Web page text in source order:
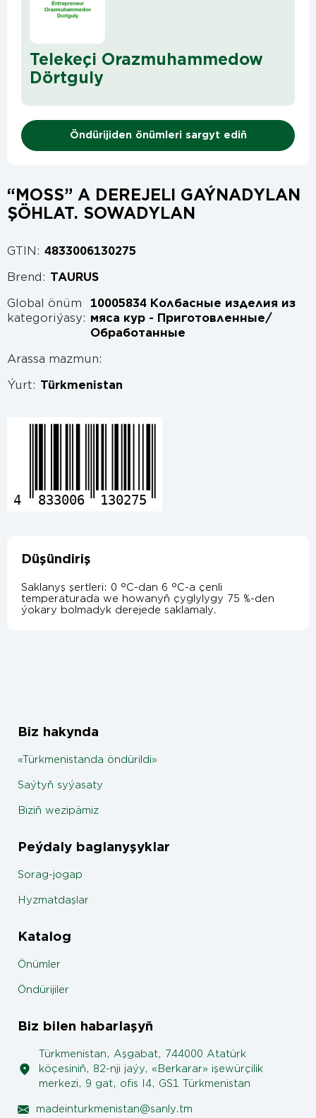
Telekeçi Orazmuhammedow
Dörtguly
Öndürijiden önümleri sargyt ediň
“MOSS” A DEREJELI GAÝNADYLAN
ŞÖHLAT. SOWADYLAN
GTIN: 4833006130275
Brend: TAURUS
Global önüm
kategoriýasy:
10005834 Колбасные изделия из
мяса кур - Приготовленные/
Обработанные
Arassa mazmun:
Ýurt: Türkmenistan
4 833006 130275
Düşündiriş
Saklanyş şertleri: 0 °C-dan 6 °C-a çenli
temperaturada we howanyň çyglylygy 75 %-den
ýokary bolmadyk derejede saklamaly.
Biz hakynda
«Türkmenistanda öndürildi»
Saýtyň syýasaty
Biziň wezipämiz
Peýdaly baglanyşyklar
Sorag-jogap
Hyzmatdaşlar
Katalog
Önümler
Öndürijiler
Biz bilen habarlaşyň
Türkmenistan, Aşgabat, 744000 Atatürk
köçesiniň, 82-nji jaýy, «Berkarar» işewürçilik
merkezi, 9 gat, ofis I4, GS1 Türkmenistan
madeinturkmenistan@sanly.tm